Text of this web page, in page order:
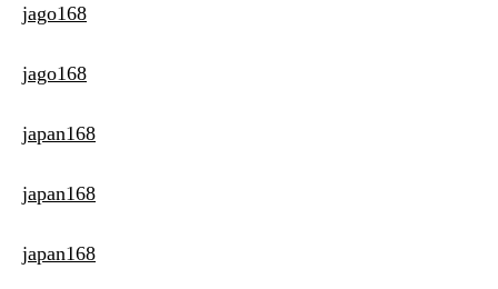
jago168
jago168
japan168
japan168
japan168